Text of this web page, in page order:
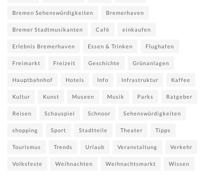
Bremen Sehenswürdigkeiten Bremerhaven
Bremer Stadtmusikanten Café einkaufen
Erlebnis Bremerhaven Essen & Trinken Flughafen
Freimarkt Freizeit Geschichte Grünanlagen
Hauptbahnhof Hotels Info Infrastruktur Kaffee
Kultur Kunst Museen Musik Parks Ratgeber
Reisen Schauspiel Schnoor Sehenswürdigkeiten
shopping Sport Stadtteile Theater Tipps
Tourismus Trends Urlaub Veranstaltung Verkehr
Volksfeste Weihnachten Weihnachtsmarkt Wissen